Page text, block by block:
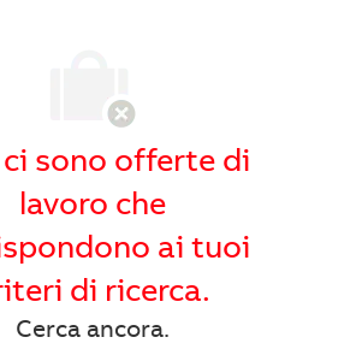
ci sono offerte di
lavoro che
ai tuoi
di ricerca.
Cerca ancora.